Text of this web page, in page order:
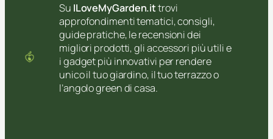
Su ILoveMyGarden.ittrovi
approfondimenti tematici, consigli,
guide pratiche, le recensioni dei
migliori prodotti, gli accessori più utili e
i gadget più innovativi per rendere
unico il tuo giardino, il tuo terrazzo o
l’angolo green di casa.